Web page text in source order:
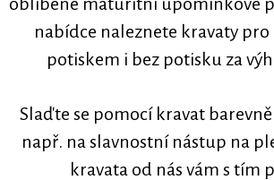
nabídce naleznete kravaty
potiskem i bez potisku za
Slaďte se pomocí kravat
např. na slavnostní nástup na
kravata od nás vám s tím